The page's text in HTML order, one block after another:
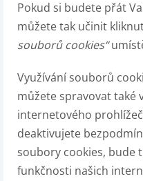
Pokud si budete přát
můžete tak učinit
souborů cookies“
Využívání souborů
můžete spravovat také
internetového
deaktivujete
soubory cookies, bude
funkčnosti našich